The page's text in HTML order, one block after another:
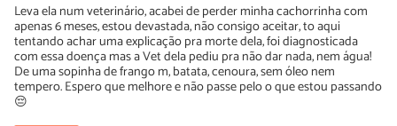
Leva ela num veterinário, acabei de perder minha cachorrinha com
apenas 6 meses, estou devastada, não consigo aceitar, to aqui
tentando achar uma explicação pra morte dela, foi diagnosticada
com essa doença mas a Vet dela pediu pra não dar nada, nem água!
De uma sopinha de frango m, batata, cenoura, sem óleo nem
tempero. Espero que melhore e não passe pelo o que estou passando
😔